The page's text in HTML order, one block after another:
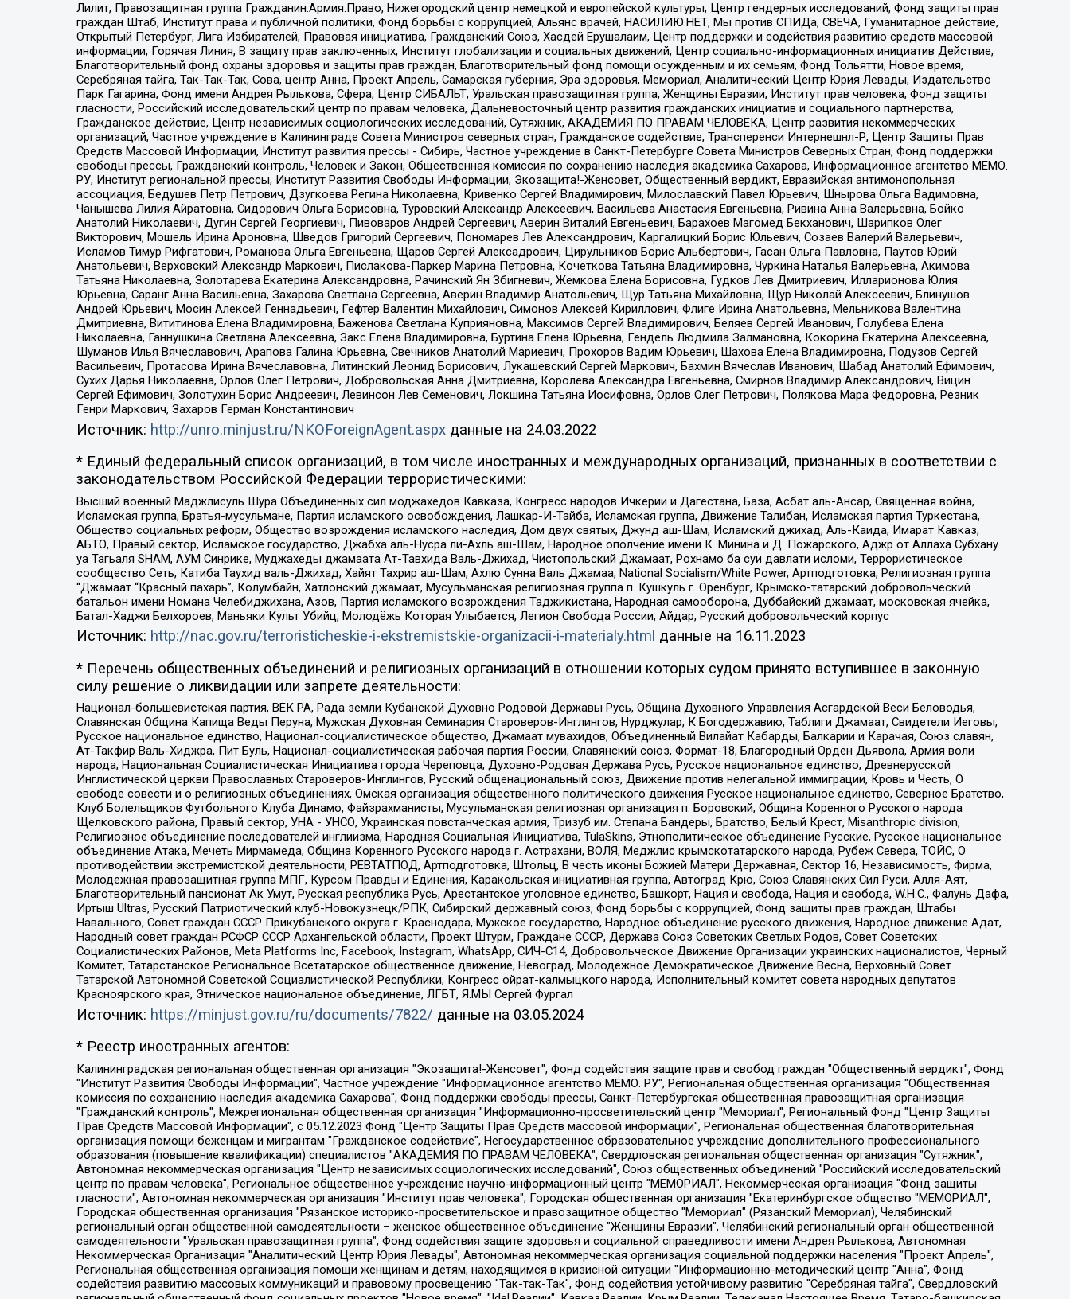
Лилит, Правозащитная группа Гражданин.Армия.Право, Нижегородский центр немецкой и европейской культуры, Центр гендерных исследований, Фонд защиты прав
граждан Штаб, Институт права и публичной политики, Фонд борьбы с коррупцией, Альянс врачей, НАСИЛИЮ.НЕТ, Мы против СПИДа, СВЕЧА, Гуманитарное действие,
Открытый Петербург, Лига Избирателей, Правовая инициатива, Гражданский Союз, Хасдей Ерушалаим, Центр поддержки и содействия развитию средств массовой
информации, Горячая Линия, В защиту прав заключенных, Институт глобализации и социальных движений, Центр социально-информационных инициатив Действие,
Благотворительный фонд охраны здоровья и защиты прав граждан, Благотворительный фонд помощи осужденным и их семьям, Фонд Тольятти, Новое время,
Серебряная тайга, Так-Так-Так, Сова, центр Анна, Проект Апрель, Самарская губерния, Эра здоровья, Мемориал, Аналитический Центр Юрия Левады, Издательство
Парк Гагарина, Фонд имени Андрея Рылькова, Сфера, Центр СИБАЛЬТ, Уральская правозащитная группа, Женщины Евразии, Институт прав человека, Фонд защиты
гласности, Российский исследовательский центр по правам человека, Дальневосточный центр развития гражданских инициатив и социального партнерства,
Гражданское действие, Центр независимых социологических исследований, Сутяжник, АКАДЕМИЯ ПО ПРАВАМ ЧЕЛОВЕКА, Центр развития некоммерческих
организаций, Частное учреждение в Калининграде Совета Министров северных стран, Гражданское содействие, Трансперенси Интернешнл-Р, Центр Защиты Прав
Средств Массовой Информации, Институт развития прессы - Сибирь, Частное учреждение в Санкт-Петербурге Совета Министров Северных Стран, Фонд поддержки
свободы прессы, Гражданский контроль, Человек и Закон, Общественная комиссия по сохранению наследия академика Сахарова, Информационное агентство МЕМО.
РУ, Институт региональной прессы, Институт Развития Свободы Информации, Экозащита!-Женсовет, Общественный вердикт, Евразийская антимонопольная
ассоциация, Бедушев Петр Петрович, Дзугкоева Регина Николаевна, Кривенко Сергей Владимирович, Милославский Павел Юрьевич, Шнырова Ольга Вадимовна,
Чанышева Лилия Айратовна, Сидорович Ольга Борисовна, Туровский Александр Алексеевич, Васильева Анастасия Евгеньевна, Ривина Анна Валерьевна, Бойко
Анатолий Николаевич, Дугин Сергей Георгиевич, Пивоваров Андрей Сергеевич, Аверин Виталий Евгеньевич, Барахоев Магомед Бекханович, Шарипков Олег
Викторович, Мошель Ирина Ароновна, Шведов Григорий Сергеевич, Пономарев Лев Александрович, Каргалицкий Борис Юльевич, Созаев Валерий Валерьевич,
Исламов Тимур Рифгатович, Романова Ольга Евгеньевна, Щаров Сергей Алексадрович, Цирульников Борис Альбертович, Гасан Ольга Павловна, Паутов Юрий
Анатольевич, Верховский Александр Маркович, Пислакова-Паркер Марина Петровна, Кочеткова Татьяна Владимировна, Чуркина Наталья Валерьевна, Акимова
Татьяна Николаевна, Золотарева Екатерина Александровна, Рачинский Ян Збигневич, Жемкова Елена Борисовна, Гудков Лев Дмитриевич, Илларионова Юлия
Юрьевна, Саранг Анна Васильевна, Захарова Светлана Сергеевна, Аверин Владимир Анатольевич, Щур Татьяна Михайловна, Щур Николай Алексеевич, Блинушов
Андрей Юрьевич, Мосин Алексей Геннадьевич, Гефтер Валентин Михайлович, Симонов Алексей Кириллович, Флиге Ирина Анатольевна, Мельникова Валентина
Дмитриевна, Вититинова Елена Владимировна, Баженова Светлана Куприяновна, Максимов Сергей Владимирович, Беляев Сергей Иванович, Голубева Елена
Николаевна, Ганнушкина Светлана Алексеевна, Закс Елена Владимировна, Буртина Елена Юрьевна, Гендель Людмила Залмановна, Кокорина Екатерина Алексеевна,
Шуманов Илья Вячеславович, Арапова Галина Юрьевна, Свечников Анатолий Мариевич, Прохоров Вадим Юрьевич, Шахова Елена Владимировна, Подузов Сергей
Васильевич, Протасова Ирина Вячеславовна, Литинский Леонид Борисович, Лукашевский Сергей Маркович, Бахмин Вячеслав Иванович, Шабад Анатолий Ефимович,
Сухих Дарья Николаевна, Орлов Олег Петрович, Добровольская Анна Дмитриевна, Королева Александра Евгеньевна, Смирнов Владимир Александрович, Вицин
Сергей Ефимович, Золотухин Борис Андреевич, Левинсон Лев Семенович, Локшина Татьяна Иосифовна, Орлов Олег Петрович, Полякова Мара Федоровна, Резник
Генри Маркович, Захаров Герман Константинович
Источник: http://unro.minjust.ru/NKOForeignAgent.aspxданные на 24.03.2022
* Единый федеральный список организаций, в том числе иностранных и международных организаций, признанных в соответствии с
законодательством Российской Федерации террористическими:
Высший военный Маджлисуль Шура Объединенных сил моджахедов Кавказа, Конгресс народов Ичкерии и Дагестана, База, Асбат аль-Ансар, Священная война,
Исламская группа, Братья-мусульмане, Партия исламского освобождения, Лашкар-И-Тайба, Исламская группа, Движение Талибан, Исламская партия Туркестана,
Общество социальных реформ, Общество возрождения исламского наследия, Дом двух святых, Джунд аш-Шам, Исламский джихад, Аль-Каида, Имарат Кавказ,
АБТО, Правый сектор, Исламское государство, Джабха аль-Нусра ли-Ахль аш-Шам, Народное ополчение имени К. Минина и Д. Пожарского, Аджр от Аллаха Субхану
уа Тагьаля SHAM, АУМ Синрике, Муджахеды джамаата Ат-Тавхида Валь-Джихад, Чистопольский Джамаат, Рохнамо ба суи давлати исломи, Террористическое
сообщество Сеть, Катиба Таухид валь-Джихад, Хайят Тахрир аш-Шам, Ахлю Сунна Валь Джамаа, National Socialism/White Power, Артподготовка, Религиозная группа
“Джамаат “Красный пахарь”, Колумбайн, Хатлонский джамаат, Мусульманская религиозная группа п. Кушкуль г. Оренбург, Крымско-татарский добровольческий
батальон имени Номана Челебиджихана, Азов, Партия исламского возрождения Таджикистана, Народная самооборона, Дуббайский джамаат, московская ячейка,
Батал-Хаджи Белхороев, Маньяки Культ Убийц, Молодёжь Которая Улыбается, Легион Свобода России, Айдар, Русский добровольческий корпус
Источник: http://nac.gov.ru/terroristicheskie-i-ekstremistskie-organizacii-i-materialy.html данные на 16.11.2023
* Перечень общественных объединений и религиозных организаций в отношении которых судом принято вступившее в законную
силу решение о ликвидации или запрете деятельности:
Национал-большевистская партия, ВЕК РА, Рада земли Кубанской Духовно Родовой Державы Русь, Община Духовного Управления Асгардской Веси Беловодья,
Славянская Община Капища Веды Перуна, Мужская Духовная Семинария Староверов-Инглингов, Нурджулар, К Богодержавию, Таблиги Джамаат, Свидетели Иеговы,
Русское национальное единство, Национал-социалистическое общество, Джамаат мувахидов, Объединенный Вилайат Кабарды, Балкарии и Карачая, Союз славян,
Ат-Такфир Валь-Хиджра, Пит Буль, Национал-социалистическая рабочая партия России, Славянский союз, Формат-18, Благородный Орден Дьявола, Армия воли
народа, Национальная Социалистическая Инициатива города Череповца, Духовно-Родовая Держава Русь, Русское национальное единство, Древнерусской
Инглистической церкви Православных Староверов-Инглингов, Русский общенациональный союз, Движение против нелегальной иммиграции, Кровь и Честь, О
свободе совести и о религиозных объединениях, Омская организация общественного политического движения Русское национальное единство, Северное Братство,
Клуб Болельщиков Футбольного Клуба Динамо, Файзрахманисты, Мусульманская религиозная организация п. Боровский, Община Коренного Русского народа
Щелковского района, Правый сектор, УНА - УНСО, Украинская повстанческая армия, Тризуб им. Степана Бандеры, Братство, Белый Крест, Misanthropic division,
Религиозное объединение последователей инглиизма, Народная Социальная Инициатива, TulaSkins, Этнополитическое объединение Русские, Русское национальное
объединение Атака, Мечеть Мирмамеда, Община Коренного Русского народа г. Астрахани, ВОЛЯ, Меджлис крымскотатарского народа, Рубеж Севера, ТОЙС, О
противодействии экстремистской деятельности, РЕВТАТПОД, Артподготовка, Штольц, В честь иконы Божией Матери Державная, Сектор 16, Независимость, Фирма,
Молодежная правозащитная группа МПГ, Курсом Правды и Единения, Каракольская инициативная группа, Автоград Крю, Союз Славянских Сил Руси, Алля-Аят,
Благотворительный пансионат Ак Умут, Русская республика Русь, Арестантское уголовное единство, Башкорт, Нация и свобода, Нация и свобода, W.H.С., Фалунь Дафа,
Иртыш Ultras, Русский Патриотический клуб-Новокузнецк/РПК, Сибирский державный союз, Фонд борьбы с коррупцией, Фонд защиты прав граждан, Штабы
Навального, Совет граждан СССР Прикубанского округа г. Краснодара, Мужское государство, Народное объединение русского движения, Народное движение Адат,
Народный совет граждан РСФСР СССР Архангельской области, Проект Штурм, Граждане СССР, Держава Союз Советских Светлых Родов, Совет Советских
Социалистических Районов, Meta Platforms Inc, Facebook, Instagram, WhatsApp, СИЧ-С14, Добровольческое Движение Организации украинских националистов, Черный
Комитет, Татарстанское Региональное Всетатарское общественное движение, Невоград, Молодежное Демократическое Движение Весна, Верховный Совет
Татарской Автономной Советской Социалистической Республики, Конгресс ойрат-калмыцкого народа, Исполнительный комитет совета народных депутатов
Красноярского края, Этническое национальное объединение, ЛГБТ, Я.МЫ Сергей Фургал
Источник: https://minjust.gov.ru/ru/documents/7822/ данные на 03.05.2024
* Реестр иностранных агентов:
Калининградская региональная общественная организация "Экозащита!-Женсовет", Фонд содействия защите прав и свобод граждан "Общественный вердикт", Фонд "Институт Развития Свободы Информации", Частное учреждение "Информационное агентство МЕМО. РУ", Региональная общественная организация "Общественная комиссия по сохранению наследия академика Сахарова", Фонд поддержки свободы прессы, Санкт-Петербургская общественная правозащитная организация "Гражданский контроль", Межрегиональная общественная организация "Информационно-просветительский центр "Мемориал", Региональный Фонд "Центр Защиты Прав Средств Массовой Информации", с 05.12.2023 Фонд "Центр Защиты Прав Средств массовой информации", Региональная общественная благотворительная организация помощи беженцам и мигрантам "Гражданское содействие", Негосударственное образовательное учреждение дополнительного профессионального образования (повышение квалификации) специалистов "АКАДЕМИЯ ПО ПРАВАМ ЧЕЛОВЕКА", Свердловская региональная общественная организация "Сутяжник", Автономная некоммерческая организация "Центр независимых социологических исследований", Союз общественных объединений "Российский исследовательский центр по правам человека", Региональное общественное учреждение научно-информационный центр "МЕМОРИАЛ", Некоммерческая организация "Фонд защиты гласности", Автономная некоммерческая организация "Институт прав человека", Городская общественная организация "Екатеринбургское общество "МЕМОРИАЛ", Городская общественная организация "Рязанское историко-просветительское и правозащитное общество "Мемориал" (Рязанский Мемориал), Челябинский региональный орган общественной самодеятельности – женское общественное объединение "Женщины Евразии", Челябинский региональный орган общественной самодеятельности "Уральская правозащитная группа", Фонд содействия защите здоровья и социальной справедливости имени Андрея Рылькова, Автономная Некоммерческая Организация "Аналитический Центр Юрия Левады", Автономная некоммерческая организация социальной поддержки населения "Проект Апрель", Региональная общественная организация помощи женщинам и детям, находящимся в кризисной ситуации "Информационно-методический центр "Анна", Фонд содействия развитию массовых коммуникаций и правовому просвещению "Так-так-Так", Фонд содействия устойчивому развитию "Серебряная тайга", Свердловский региональный общественный фонд социальных проектов "Новое время", "Idel.Реалии", Кавказ.Реалии, Крым.Реалии, Телеканал Настоящее Время, Татаро-башкирская служба Радио Свобода (Azatliq Radiosi), Радио Свободная Европа/Радио Свобода (PCE/PC), "Сибирь.Реалии", "Фактограф", Благотворительный фонд помощи осужденным и их семьям, Автономная некоммерческая организация "Институт глобализации и социальных движений", Фонд "В защиту прав заключенных", Частное учреждение "Центр поддержки и содействия развитию средств массовой информации", Пензенский региональный общественный благотворительный фонд "Гражданский союз", "Север.Реалии", Некоммерческая организация Фонд "Правовая инициатива", Общество с ограниченной ответственностью "Радио Свободная Европа/Радио Свобода", Чешское информационное агентство "MEDIUM-ORIENT", Красноярская региональная общественная организация "Мы против СПИДа", Камалягин Денис Николаевич, Маркелов Сергей Евгеньевич, Пономарев Лев Александрович, Савицкая Людмила Алексеевна, Автономная некоммерческая организация "Центр по работе с проблемой насилия "НАСИЛИЮ.НЕТ", Межрегиональный профессиональный союз работников здравоохранения "Альянс врачей", Юридическое лицо, зарегистрированное в Латвийской Республике, SIA "Medusa Project" (регистрационный номер 40103797863, дата регистрации 10.06.2014), Некоммерческая организация "Фонд по борьбе с коррупцией", Автономная некоммерческая организация "Институт права и публичной политики", Баданин Роман Сергеевич, Гликин Максим Александрович, Железнова Мария Михайловна, Лукьянова Юлия Сергеевна, Маетная Елизавета Витальевна, Маняхин Петр Борисович, Чуракова Ольга Владимировна, Ярош Юлия Петровна, Юридическое лицо "The Insider SIA", зарегистрированное в Риге, Латвийская Республика (дата регистрации 26.06.2015), являющееся администратором доменного имени интернет-издания "The Insider SIA", https://theins.ru, Постернак Алексей Евгеньевич, Рубин Михаил Аркадьевич, Анин Роман Александрович, Юридическое лицо Istories fonds, зарегистрированное в Латвийской Республике (регистрационный номер 50008295751, дата регистрации 24.02.2020), Великовский Дмитрий Александрович, Долинина Ирина Николаевна, Мароховская Алеся Алексеевна, Шлейнов Роман Юрьевич, Шмагун Олеся Валентиновна, Общество с ограниченной ответственностью "Альтаир 2021", Общество с ограниченной ответственностью "Вега 2021", Общество с ограниченной ответственностью "Главный редактор 2021", Общество с ограниченной ответственностью "Ромашки монолит", Важенков Артем Валерьевич, Ивановская областная общественная организация "Центр гендерных исследований", Гурман Юрий Альбертович, Медиапроект "ОВД-Инфо", Егоров Владимир Владимирович, Жилинский Владимир Александрович, Общество с ограниченной ответственностью "ЗП", Иванова София Юрьевна, Карезина Инна Павловна, Кильтау Екатерина Викторовна, Петров Алексей Викторович, Пискунов Сергей Евгеньевич, Смирнов Сергей Сергеевич, Тихонов Михаил Сергеевич, Общество с ограниченной ответственностью "ЖУРНАЛИСТ-ИНОСТРАННЫЙ АГЕНТ", Арапова Галина Юрьевна, Вольтская Татьяна Анатольевна, Американская компания "Mason G.E.S. Anonymous Foundation" (США), являющаяся владельцем интернет-издания https://mnews.world/, Компания "Stichting Bellingcat", зарегистрированная в Нидерландах (дата регистрации 11.07.2018), Захаров Андрей Вячеславович, Клепиковская Екатерина Дмитриевна, Общество с ограниченной ответственностью "МЕМО", Перл Роман Александрович, Симонов Евгений Алексеевич, Соловьева Елена Анатольевна, Сотников Даниил Владимирович, Сурначева Елизавета Дмитриевна, Автономная некоммерческая организация по защите прав человека и информированию населения "Якутия – Наше Мнение", Общество с ограниченной ответственностью "Москоу диджитал медиа", с 26.01.2023 Общество с ограниченной ответственностью "Чайка Белые сады", Ветошкина Валерия Валерьевна, Заговора Максим Александрович, Межрегиональное общественное движение "Российская ЛГБТ - сеть", Оленичев Максим Владимирович, Павлов Иван Юрьевич, Скворцова Елена Сергеевна, Общество с ограниченной ответственностью "Как бы инагент", Кочетков Игорь Викторович, Общество с ограниченной ответственностью "Честные выборы", Еланчик Олег Александрович, Общество с ограниченной ответственностью "Нобелевский призыв", Гималова Регина Эмилевна, Григорьев Андрей Валерьевич, Григорьева Алина Александровна, Ассоциация по содействию защите прав призывников, альтернативнослужащих и военнослужащих "Правозащитная группа "Гражданин.Армия.Право", Хисамова Регина Фаритовна, Автономная некоммерческая организация по реализации социально-правовых программ "Лилит", Дальневосточное общественное движение "Маяк", Санкт-Петербургская ЛГБТ-инициативная группа "Выход", Инициативная группа ЛГБТ+ "Реверс", Алексеев Андрей Викторович, Бекбулатова Таисия Львовна, Беляев Иван Михайлович, Владыкина Елена Сергеевна, Гельман Марат Александрович, Никульшина Вероника Юрьевна, Толоконникова Надежда Андреевна, Шендерович Виктор Анатольевич, Общество с ограниченной ответственностью "Данное сообщение", Общество с ограниченной ответственностью Издательский дом "Новая глава", Айнбиндер Александра Александровна, Московский комьюнити-центр для ЛГБТ+инициатив, Благотворительный фонд развития филантропии, Deutsche Welle (Германия, Kurt-Schumacher-Strasse 3, 53113 Bonn), Борзунова Мария Михайловна, Воробьев Виктор Викторович, Голубева Анна Львовна, Константинова Алла Михайловна, Малкова Ирина Владимировна, Мурадов Мурад Абдулгалимович, Осетинская Елизавета Николаевна, Понасенков Евгений Николаевич, Ганапольский Матвей Юрьевич, Киселев Евгений Алексеевич, Борухович Ирина Григорьевна, Дремин Иван Тимофеевич, Дубровский Дмитрий Викторович, Красноярская региональная общественная организация поддержки и развития альтернативных образовательных технологий и межкультурных коммуникаций "ИНТЕРРА", Маяковская Екатерина Алексеевна, Фейгин Марк Захарович, Филимонов Андрей Викторович, Дзугкоева Регина Николаевна, Доброхотов Роман Александрович, Дудь Юрий Александрович, Елкин Сергей Владимирович, Кругликов Кирилл Игоревич, Сабунаева Мария Леонидовна, Семенов Алексей Владимирович, Шаинян Карен Багратович, Шульман Екатерина Михайловна, Асафьев Артур Валерьевич, Вахштайн Виктор Семенович, Венедиктов Алексей Алексеевич, Лушникова Екатерина Евгеньевна, Волков Леонид Михайлович, Невзоров Александр Глебович, Пархоменко Сергей Борисович, Сироткин Ярослав Николаевич, Кара-Мурза Владимир Владимирович, Баранова Наталья Владимировна, Гозман Леонид Яковлевич, Кагарлицкий Борис Юльевич, Климарев Михаил Валерьевич, Милов Владимир Станиславович, Автономная некоммерческая организация Краснодарский центр современного искусства "Типография", Моргенштерн Алишер Тагирович, Соболь Любовь Эдуардовна, Общество с ограниченной ответственностью "ЛИЗА НОРМ", Каспаров Гарри Кимович, Ходорковский Михаил Борисович, Общество с ограниченной ответственностью "Апрельские тезисы", Данилович Ирина Брониславовна, Кашин Олег Владимирович, Петров Николай Владимирович, Пивоваров Алексей Владимирович, Соколов Михаил Владимирович, Цветкова Юлия Владимировна, Чичваркин Евгений Александрович, Комитет против пыток/Команда против пыток, Общество с ограниченной ответственностью "Первый научный", Общество с ограниченной ответственностью "Вертолет и ко", Белоцерковская Вероника Борисовна, Кац Максим Евгеньевич, Лазарева Татьяна Юрьевна, Шаведдинов Руслан Табризович, Яшин Илья Валерьевич, Общество с ограниченной ответственностью "Иноагент ААВ", Алешковский Дмитрий Петрович, Альбац Евгения Марковна, Быков Дмитрий Львович, Галямина Юлия Евгеньевна, Лойко Сергей Леонидович, Мартынов Кирилл Константинович, Медведев Сергей Александрович, Крашенинников Федор Геннадиевич, Гордеева Катерина Вл